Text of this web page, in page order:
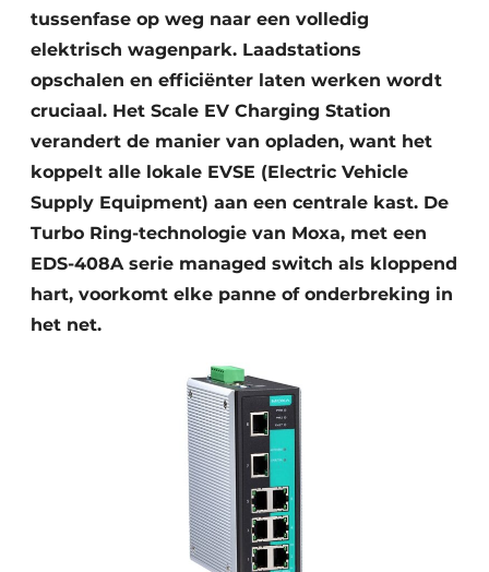
tussenfase op weg naar een volledig
elektrisch wagenpark. Laadstations
opschalen en efficiënter laten werken wordt
cruciaal. Het Scale EV Charging Station
verandert de manier van opladen, want het
koppelt alle lokale EVSE (Electric Vehicle
Supply Equipment) aan een centrale kast. De
Turbo Ring-technologie van Moxa, met een
EDS-408A serie managed switch als kloppend
hart, voorkomt elke panne of onderbreking in
het net.